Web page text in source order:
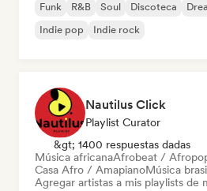
Funk R&B Soul Discoteca
Indie pop
Indie rock
Nautilus Click
Playlist Curator
&gt; 1400 respuestas dadas
Música africanaAfrobeat /
Casa Afro / AmapianoMúsica
Agregar artistas a mis playlists de